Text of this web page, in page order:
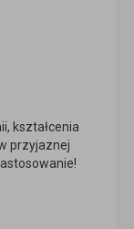
kształcenia
przyjaznej